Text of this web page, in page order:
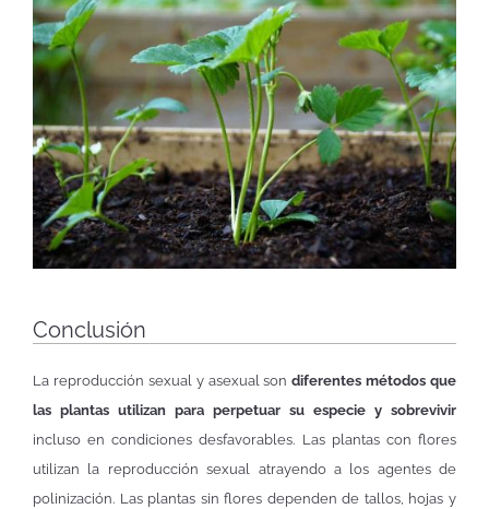
Conclusión
La reproducción sexual y asexual sondiferentes métodos que
las plantas utilizan para perpetuar su especie y sobrevivir
incluso en condiciones desfavorables. Las plantas con flores
utilizan la reproducción sexual atrayendo a los agentes de
polinización. Las plantas sin flores dependen de tallos, hojas y